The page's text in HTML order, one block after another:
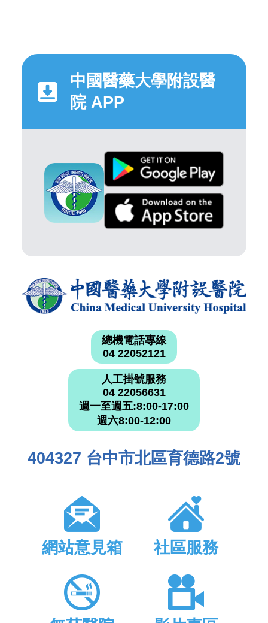
中國醫藥大學附設醫
院 APP
總機電話專線
04 22052121
人工掛號服務
04 22056631
週一至週五:8:00-17:00
週六8:00-12:00
404327 台中市北區育德路2號
網站意見箱 社區服務